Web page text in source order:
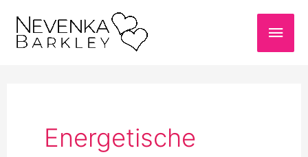
Inhalt
springen
Energetische